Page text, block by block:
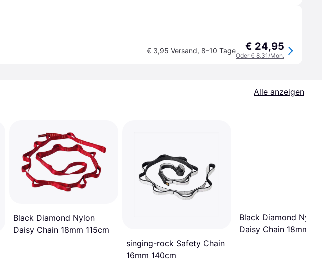
€ 3,95 Versand, 8–10 Tage € 24,95
Oder € 8,31/Mon.
Alle anzeigen
Black Diamond Nylon
Daisy Chain 18mm 115cm
singing-rock Safety Chain
16mm 140cm
Black Diamond Nylon
Daisy Chain 18mm